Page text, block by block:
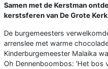
Samen met de Kerstman
kerstsferen van De Grote
De burgemeesters
arrenslee met warme
Kinderburgemeester Malaika
Oh Dennenboombos: 'Het bos